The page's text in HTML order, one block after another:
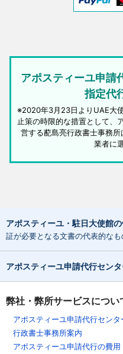
アポスティーユ申請
指定代
※2020年3月23日よりUAE大
止策の時限的な措置として、
営する蓜島亮行政書士事務
業者に
アポスティーユ・駐日大使館
証が必要となる文書の代表的なも
アポスティーユ申請代行セン
弊社・弊所サービスについ
アポスティーユ申請代行センタ
行政書士事務所案内
アポスティーユ申請代行の費用